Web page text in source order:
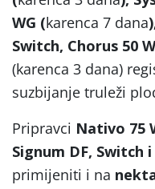
WG (karenca 7 dana
Switch, Chorus 50
(karenca 3 dana)
suzbijanje truleži
Pripravci Nativo 75
Signum DF, Switch i
primijeniti i na